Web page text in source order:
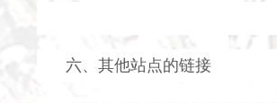
六、其他站点的链接